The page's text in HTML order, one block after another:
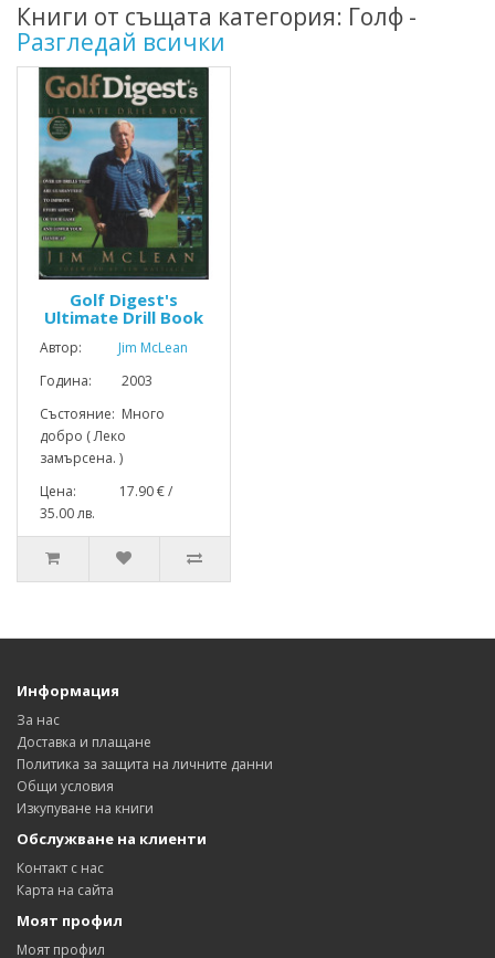
Книги от същата категория: Голф -
Разгледай всички
Golf Digest's
Ultimate Drill Book
Автор:
Jim McLean
Година: 2003
Състояние: Много
добро ( Леко
замърсена. )
Цена: 17.90 € /
35.00 лв.
Информация
За нас
Доставка и плащане
Политика за защита на личните данни
Общи условия
Изкупуване на книги
Обслужване на клиенти
Контакт с нас
Карта на сайта
Моят профил
Моят профил